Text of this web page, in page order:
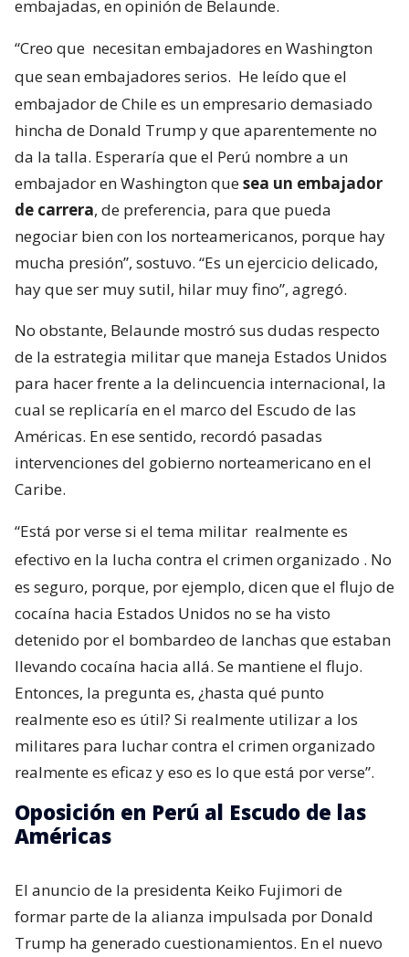
embajadas, en opinión de Belaunde.
“Creo que necesitan embajadores en Washington
que sean embajadores serios. He leído que el
embajador de Chile es un empresario demasiado
hincha de Donald Trump y que aparentemente no
da la talla. Esperaría que el Perú nombre a un
embajador en Washington quesea un embajador
de carrera, de preferencia, para que pueda
negociar bien con los norteamericanos, porque hay
mucha presión”, sostuvo. “Es un ejercicio delicado,
hay que ser muy sutil, hilar muy fino”, agregó.
No obstante, Belaunde mostró sus dudas respecto
de la estrategia militar que maneja Estados Unidos
para hacer frente a la delincuencia internacional, la
cual se replicaría en el marco del Escudo de las
Américas. En ese sentido, recordó pasadas
intervenciones del gobierno norteamericano en el
Caribe.
“Está por verse si el tema militar realmente es
efectivo en la lucha contra el crimen organizado . No
es seguro, porque, por ejemplo, dicen que el flujo de
cocaína hacia Estados Unidos no se ha visto
detenido por el bombardeo de lanchas que estaban
llevando cocaína hacia allá. Se mantiene el flujo.
Entonces, la pregunta es, ¿hasta qué punto
realmente eso es útil? Si realmente utilizar a los
militares para luchar contra el crimen organizado
realmente es eficaz y eso es lo que está por verse”.
Oposición en Perú al Escudo de las
Américas
El anuncio de la presidenta Keiko Fujimori de
formar parte de la alianza impulsada por Donald
Trump ha generado cuestionamientos. En el nuevo